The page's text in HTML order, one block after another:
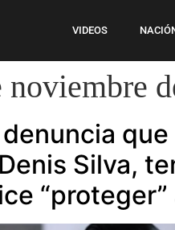
VIDEOS
noviembre
Silva,